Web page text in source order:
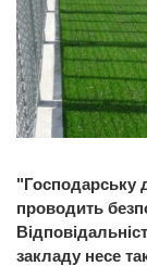
"Господарську
проводить
закладу несе